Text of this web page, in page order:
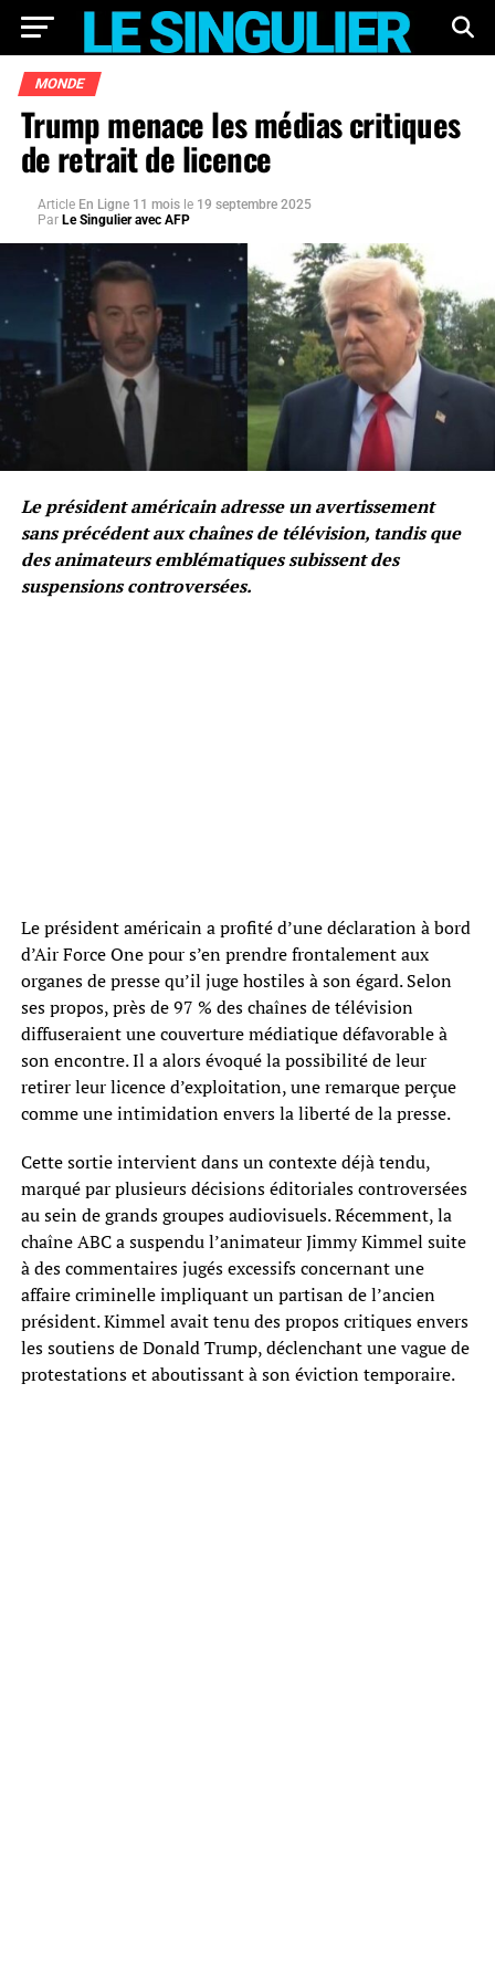
MONDE
Trump menace les médias critiques
de retrait de licence
Article En Ligne 11 mois le 19 septembre 2025
Par Le Singulier avec AFP
Le président américain adresse un avertissement
sans précédent aux chaînes de télévision, tandis que
des animateurs emblématiques subissent des
suspensions controversées.
Le président américain a profité d’une déclaration à bord
d’Air Force One pour s’en prendre frontalement aux
organes de presse qu’il juge hostiles à son égard. Selon
ses propos, près de 97 % des chaînes de télévision
diffuseraient une couverture médiatique défavorable à
son encontre. Il a alors évoqué la possibilité de leur
retirer leur licence d’exploitation, une remarque perçue
comme une intimidation envers la liberté de la presse.
Cette sortie intervient dans un contexte déjà tendu,
marqué par plusieurs décisions éditoriales controversées
au sein de grands groupes audiovisuels. Récemment, la
chaîne ABC a suspendu l’animateur Jimmy Kimmel suite
à des commentaires jugés excessifs concernant une
affaire criminelle impliquant un partisan de l’ancien
président. Kimmel avait tenu des propos critiques envers
les soutiens de Donald Trump, déclenchant une vague de
protestations et aboutissant à son éviction temporaire.